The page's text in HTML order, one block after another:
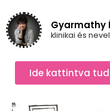
Gyarmathy
klinikai és
Ide kattintva